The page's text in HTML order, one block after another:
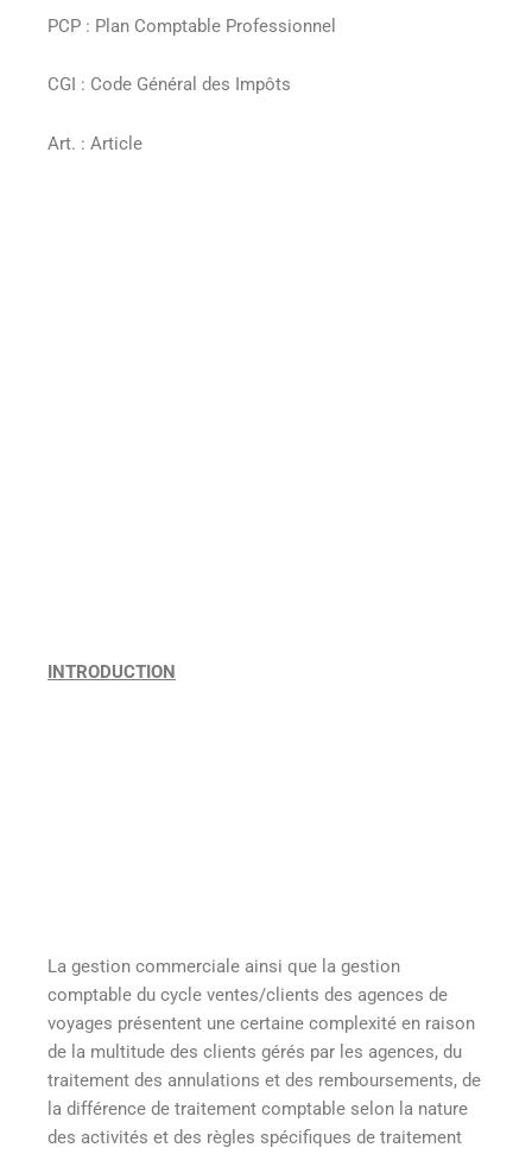
PCP : Plan Comptable Professionnel
CGI : Code Général des Impôts
Art. : Article
INTRODUCTION
La gestion commerciale ainsi que la gestion
comptable du cycle ventes/clients des agences de
voyages présentent une certaine complexité en raison
de la multitude des clients gérés par les agences, du
traitement des annulations et des remboursements, de
la différence de traitement comptable selon la nature
des activités et des règles spécifiques de traitement